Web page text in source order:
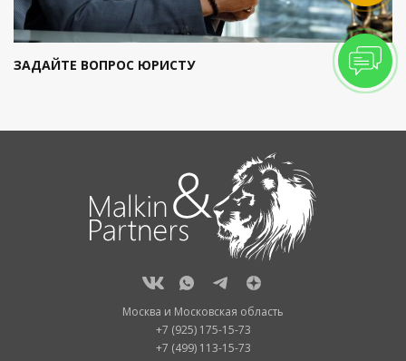
ЗАДАЙТЕ ВОПРОС ЮРИСТУ
Москва и Московская область
+7 (925) 175-15-73
+7 (499) 113-15-73